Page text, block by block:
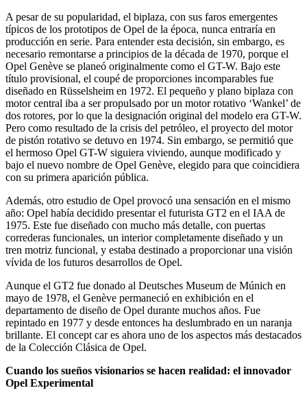
A pesar de su popularidad, el biplaza, con sus faros emergentes
típicos de los prototipos de Opel de la época, nunca entraría en
producción en serie. Para entender esta decisión, sin embargo, es
necesario remontarse a principios de la década de 1970, porque el
Opel Genève se planeó originalmente como el GT-W. Bajo este
título provisional, el coupé de proporciones incomparables fue
diseñado en Rüsselsheim en 1972. El pequeño y plano biplaza con
motor central iba a ser propulsado por un motor rotativo ‘Wankel’ de
dos rotores, por lo que la designación original del modelo era GT-W.
Pero como resultado de la crisis del petróleo, el proyecto del motor
de pistón rotativo se detuvo en 1974. Sin embargo, se permitió que
el hermoso Opel GT-W siguiera viviendo, aunque modificado y
bajo el nuevo nombre de Opel Genève, elegido para que coincidiera
con su primera aparición pública.
Además, otro estudio de Opel provocó una sensación en el mismo
año: Opel había decidido presentar el futurista GT2 en el IAA de
1975. Este fue diseñado con mucho más detalle, con puertas
correderas funcionales, un interior completamente diseñado y un
tren motriz funcional, y estaba destinado a proporcionar una visión
vívida de los futuros desarrollos de Opel.
Aunque el GT2 fue donado al Deutsches Museum de Múnich en
mayo de 1978, el Genève permaneció en exhibición en el
departamento de diseño de Opel durante muchos años. Fue
repintado en 1977 y desde entonces ha deslumbrado en un naranja
brillante. El concept car es ahora uno de los aspectos más destacados
de la Colección Clásica de Opel.
Cuando los sueños visionarios se hacen realidad: el innovador
Opel Experimental